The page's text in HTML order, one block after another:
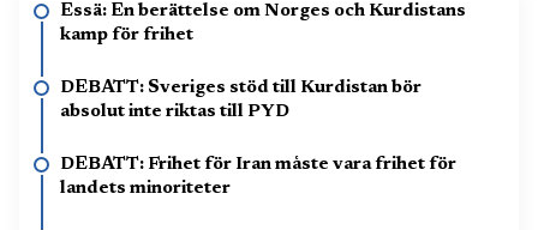
Essä: En berättelse om Norges och Kurdistans
kamp för frihet
DEBATT: Sveriges stöd till Kurdistan bör
absolut inte riktas till PYD
DEBATT: Frihet för Iran måste vara frihet för
landets minoriteter